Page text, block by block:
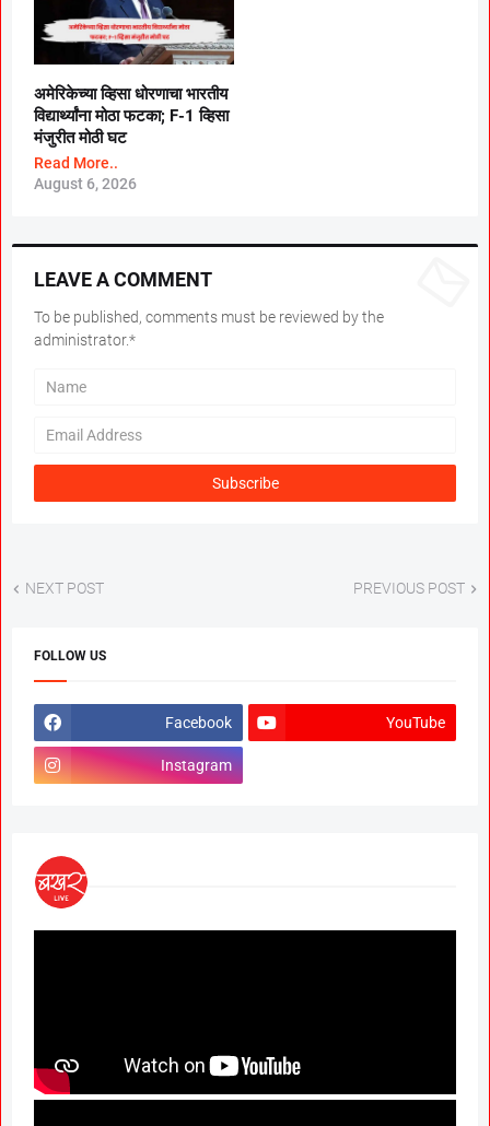
अमेरिकेच्या व्हिसा धोरणाचा भारतीय
विद्यार्थ्यांना मोठा फटका; F-1 व्हिसा
मंजुरीत मोठी घट
Read More..
August 6, 2026
LEAVE A COMMENT
To be published, comments must be reviewed by the
administrator.*
NEXT POST PREVIOUS POST
FOLLOW US
Facebook YouTube
Instagram